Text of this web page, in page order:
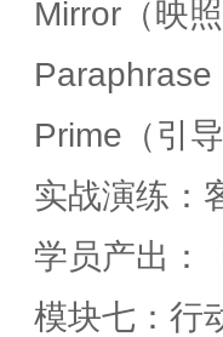
Mirror（映
Paraphrase
Prime（引
实战演练：
学员产出：
模块七：行